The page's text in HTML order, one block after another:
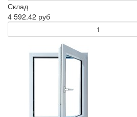
Склад
4 592.42 руб